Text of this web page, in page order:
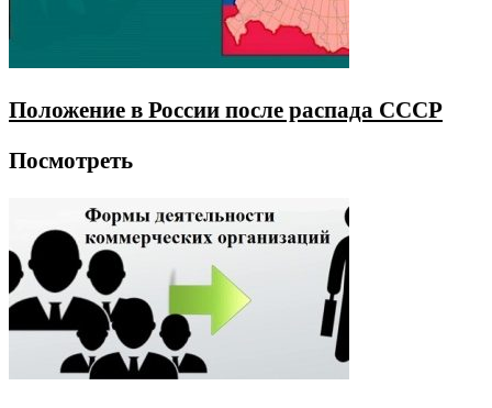
Положение в России после распада СССР
Посмотреть